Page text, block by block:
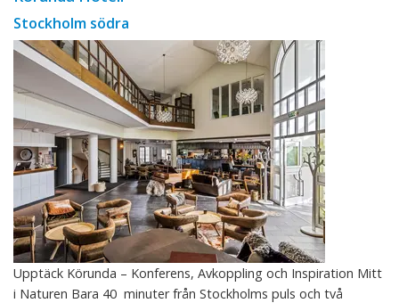
Stockholm södra
Upptäck Körunda – Konferens, Avkoppling och Inspiration Mitt
i Naturen Bara 40 minuter från Stockholms puls och två